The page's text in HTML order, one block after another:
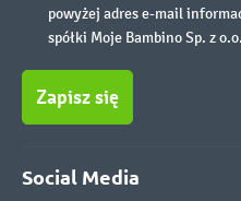
powyżej adres e-mail
spółki Moje Bambino Sp. z o.o.
Zapisz się
Social Media